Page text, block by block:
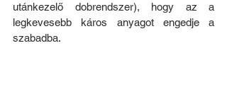
utánkezelő dobrendszer), hogy az a
legkevesebb káros anyagot engedje a
szabadba.